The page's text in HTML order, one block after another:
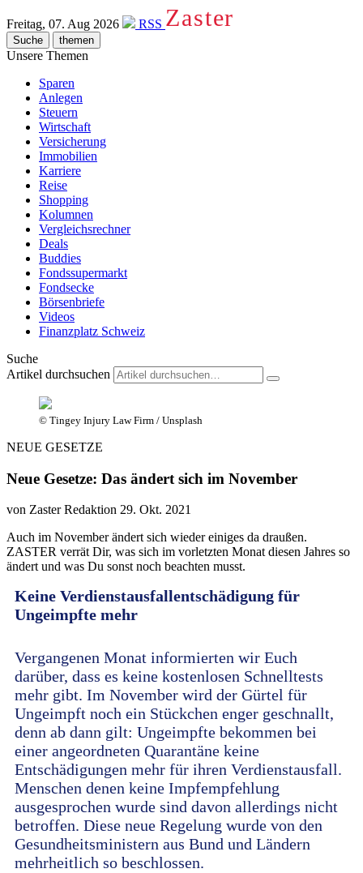
Freitag, 07. Aug 2026 RSS Zaster
Suche themen
Unsere Themen
Sparen
Anlegen
Steuern
Wirtschaft
Versicherung
Immobilien
Karriere
Reise
Shopping
Kolumnen
Vergleichsrechner
Deals
Buddies
Fondssupermarkt
Fondsecke
Börsenbriefe
Videos
Finanzplatz Schweiz
Suche
Artikel durchsuchen
© Tingey Injury Law Firm / Unsplash
NEUE GESETZE
Neue Gesetze: Das ändert sich im November
von Zaster Redaktion 29. Okt. 2021
Auch im November ändert sich wieder einiges da draußen.
ZASTER verrät Dir, was sich im vorletzten Monat diesen Jahres so
ändert und was Du sonst noch beachten musst.
Keine Verdienstausfallentschädigung für
Ungeimpfte mehr
Vergangenen Monat informierten wir Euch
darüber, dass es keine kostenlosen Schnelltests
mehr gibt. Im November wird der Gürtel für
Ungeimpft noch ein Stückchen enger geschnallt,
denn ab dann gilt: Ungeimpfte bekommen bei
einer angeordneten Quarantäne keine
Entschädigungen mehr für ihren Verdienstausfall.
Menschen denen keine Impfempfehlung
ausgesprochen wurde sind davon allerdings nicht
betroffen. Diese neue Regelung wurde von den
Gesundheitsministern aus Bund und Ländern
mehrheitlich so beschlossen.